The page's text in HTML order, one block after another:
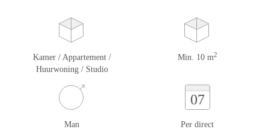
Kamer / Appartement /
Huurwoning / Studio
Min. 10 m2
Man
07
Per direct